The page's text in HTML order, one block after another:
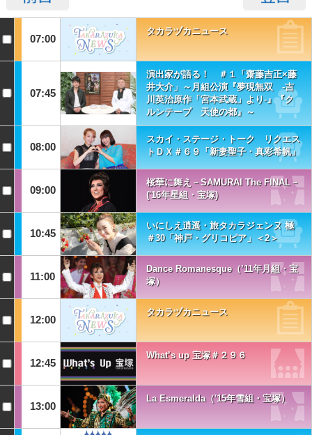
07:00
タカラヅカニュース
07:45
演出家が語る！ ＃１「齋藤吉正×藤
井大介」～月組公演『夢現無双 -吉
川英治原作「宮本武蔵」より-』『ク
ルンテープ 天使の都』～
08:00
スカイ・ステージ・トーク リクエス
トＤＸ＃６９「新妻聖子・真彩希帆」
09:00
桜華に舞え－SAMURAI The FINAL－
('16年星組・宝塚)
10:45
いにしえ逍遥・旅タカラジェンヌ 極
＃30「神戸・グリコピア」＜2＞
11:00
Dance Romanesque（’11年月組・宝
塚）
12:00
タカラヅカニュース
12:45
What’s up 宝塚＃２９６
13:00
La Esmeralda（'15年雪組・宝塚）